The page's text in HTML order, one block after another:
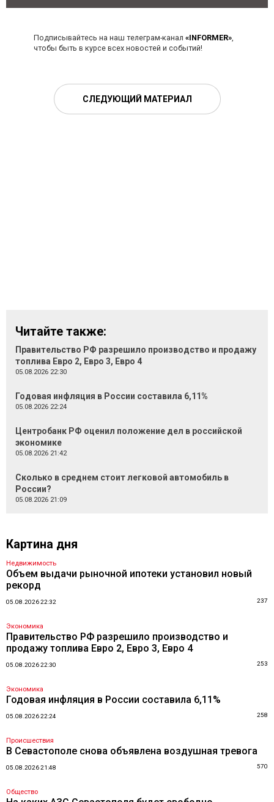
Подписывайтесь на наш телеграм-канал «INFORMER»,
чтобы быть в курсе всех новостей и событий!
СЛЕДУЮЩИЙ МАТЕРИАЛ
Читайте также:
Правительство РФ разрешило производство и продажу
топлива Евро 2, Евро 3, Евро 4
05.08.2026 22:30
Годовая инфляция в России составила 6,11%
05.08.2026 22:24
Центробанк РФ оценил положение дел в российской
экономике
05.08.2026 21:42
Сколько в среднем стоит легковой автомобиль в
России?
05.08.2026 21:09
Картина дня
Недвижимость
Объем выдачи рыночной ипотеки установил новый
рекорд
05.08.2026 22:32 237
Экономика
Правительство РФ разрешило производство и
продажу топлива Евро 2, Евро 3, Евро 4
05.08.2026 22:30 253
Экономика
Годовая инфляция в России составила 6,11%
05.08.2026 22:24 258
Происшествия
В Севастополе снова объявлена воздушная тревога
05.08.2026 21:48 570
Общество